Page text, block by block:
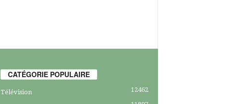
CATÉGORIE POPULAIRE
Télévision 12462